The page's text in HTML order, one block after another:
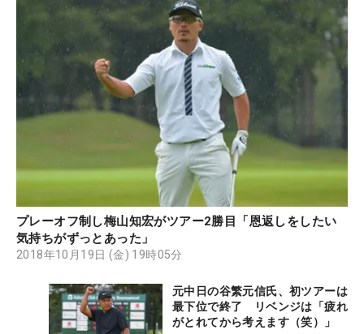
プレーオフ制し梅山知宏がツアー2勝目「恩返しをしたい
気持ちがずっとあった」
2018年10月19日 (金) 19時05分
元中日の谷繁元信氏、初ツアーは
最下位で終了 リベンジは「疲れ
がとれてから考えます（笑）」